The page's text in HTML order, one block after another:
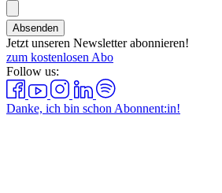
Absenden
Jetzt unseren Newsletter abonnieren!
zum kostenlosen Abo
Follow us:
Danke, ich bin schon Abonnent:in!